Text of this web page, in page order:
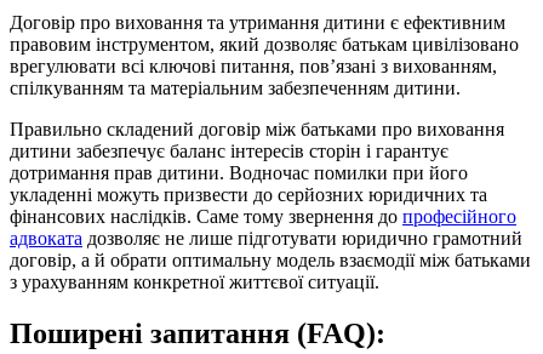
Договір про виховання та утримання дитини є ефективним
правовим інструментом, який дозволяє батькам цивілізовано
врегулювати всі ключові питання, пов’язані з вихованням,
спілкуванням та матеріальним забезпеченням дитини.
Правильно складений договір між батьками про виховання
дитини забезпечує баланс інтересів сторін і гарантує
дотримання прав дитини. Водночас помилки при його
укладенні можуть призвести до серйозних юридичних та
фінансових наслідків. Саме тому звернення до професійного
адвоката дозволяє не лише підготувати юридично грамотний
договір, а й обрати оптимальну модель взаємодії між батьками
з урахуванням конкретної життєвої ситуації.
Поширені запитання (FAQ):